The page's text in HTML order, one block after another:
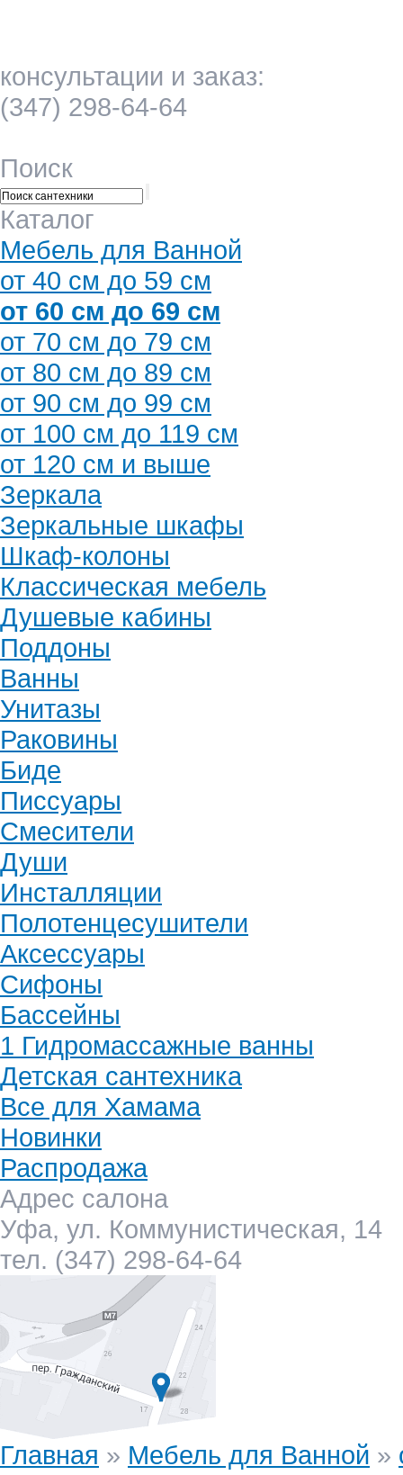
консультации и заказ:
(347) 298-64-64
Поиск
Каталог
Мебель для Ванной
от 40 см до 59 см
от 60 см до 69 см
от 70 см до 79 см
от 80 см до 89 см
от 90 см до 99 см
от 100 см до 119 см
от 120 см и выше
Зеркала
Зеркальные шкафы
Шкаф-колоны
Классическая мебель
Душевые кабины
Поддоны
Ванны
Унитазы
Раковины
Биде
Писсуары
Смесители
Души
Инсталляции
Полотенцесушители
Аксессуары
Сифоны
Бассейны
1 Гидромассажные ванны
Детская сантехника
Все для Хамама
Новинки
Распродажа
Адрес салона
Уфа, ул. Коммунистическая, 14
тел. (347) 298-64-64
Главная » Мебель для Ванной »